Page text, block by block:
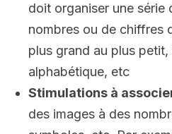
doit organiser une série
nombres ou de chiffres
plus grand au plus petit,
alphabétique, etc
Stimulations à
des images à des